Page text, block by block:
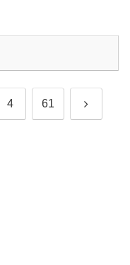
4 61 次